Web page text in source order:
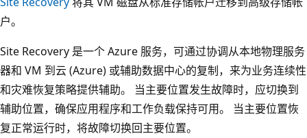
户。
Site Recovery 是一个 Azure 服务，可通过协调从本地物理服务
器和 VM 到云 (Azure) 或辅助数据中心的复制，来为业务连续性
和灾难恢复策略提供辅助。 当主要位置发生故障时，应切换到
辅助位置，确保应用程序和工作负载保持可用。 当主要位置恢
复正常运行时，将故障切换回主要位置。